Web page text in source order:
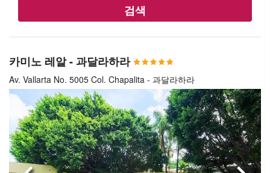
검색
카미노 레알 - 과달라하라
Av. Vallarta No. 5005 Col. Chapalita - 과달라하라